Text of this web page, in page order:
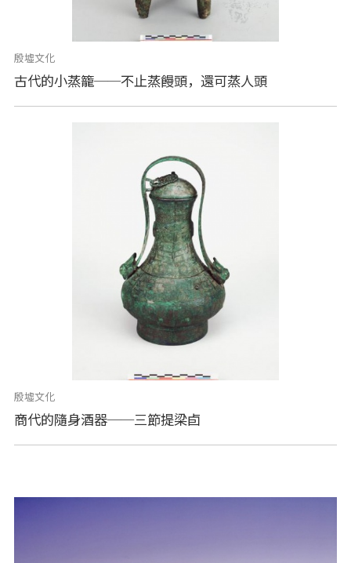
殷墟文化
古代的小蒸籠──不止蒸饅頭，還可蒸人頭
殷墟文化
商代的隨身酒器──三節提梁卣